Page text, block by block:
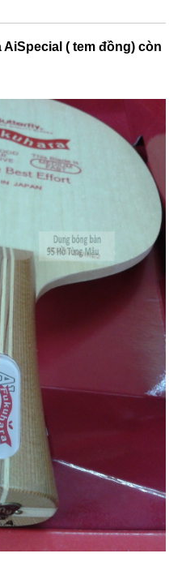
( tem đồng) còn